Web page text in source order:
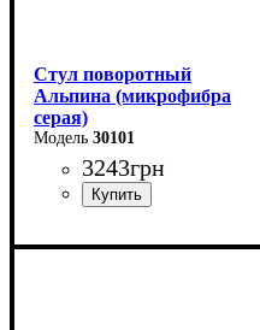
Стул поворотный
Альпина (микрофибра
серая)
30101
3243грн